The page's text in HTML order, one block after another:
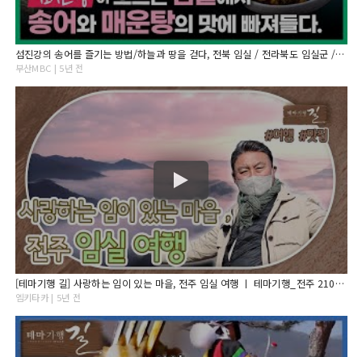
섬진강의 송어를 즐기는 방법/하늘과 땅을 걷다, 전북 임실 / 전라북도 임실군 / 봄맞이여행 / 봄 / 테마기행길 / 최주봉 / 부산MBC 20210408방송
부산MBC | 5년 전
[테마기행 길] 사랑하는 임이 있는 마을, 전주 임실 여행 ㅣ 테마기행_전주 210402방송
엠키타카 | 5년 전